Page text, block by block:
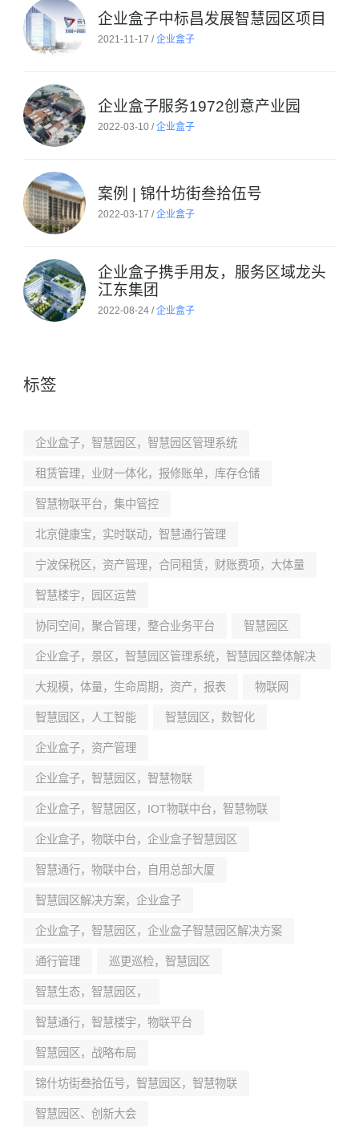
企业盒子中标昌发展智慧园区项目
2021-11-17 /企业盒子
企业盒子服务1972创意产业园
2022-03-10 /企业盒子
案例 | 锦什坊街叁拾伍号
2022-03-17 /企业盒子
企业盒子携手用友，服务区域龙头
江东集团
2022-08-24 /企业盒子
标签
企业盒子，智慧园区，智慧园区管理系统
租赁管理，业财一体化，报修账单，库存仓储
智慧物联平台，集中管控
北京健康宝，实时联动，智慧通行管理
宁波保税区，资产管理，合同租赁，财账费项，大体量
智慧楼宇，园区运营
协同空间，聚合管理，整合业务平台 智慧园区
企业盒子，景区，智慧园区管理系统，智慧园区整体解决
方案
大规模，体量，生命周期，资产，报表 物联网
智慧园区，人工智能 智慧园区，数智化
企业盒子，资产管理
企业盒子，智慧园区，智慧物联
企业盒子，智慧园区，IOT物联中台，智慧物联
企业盒子，物联中台，企业盒子智慧园区
智慧通行，物联中台，自用总部大厦
智慧园区解决方案，企业盒子
企业盒子，智慧园区，企业盒子智慧园区解决方案
通行管理 巡更巡检，智慧园区
智慧生态，智慧园区，
智慧通行，智慧楼宇，物联平台
智慧园区，战略布局
锦什坊街叁拾伍号，智慧园区，智慧物联
智慧园区、创新大会